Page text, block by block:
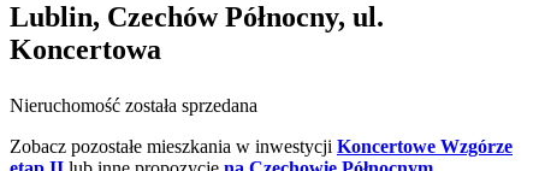
Lublin, Czechów Północny, ul.
Koncertowa
Nieruchomość została sprzedana
Zobacz pozostałe mieszkania w inwestycji Koncertowe Wzgórze